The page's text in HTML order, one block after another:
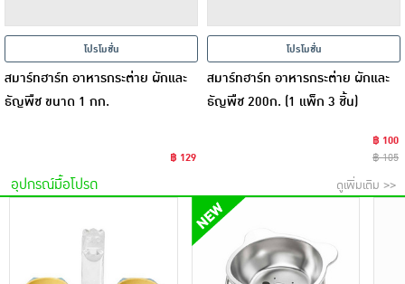
โปรโมชั่น
สมาร์ทฮาร์ท อาหารกระต่าย ผักและ
ธัญพืช ขนาด 1 กก.
฿ 129
โปรโมชั่น
สมาร์ทฮาร์ท อาหารกระต่าย ผักและ
ธัญพืช 200ก. (1 แพ็ก 3 ชิ้น)
฿ 100
฿ 105
อุปกรณ์มื้อโปรด ดูเพิ่มเติม >>